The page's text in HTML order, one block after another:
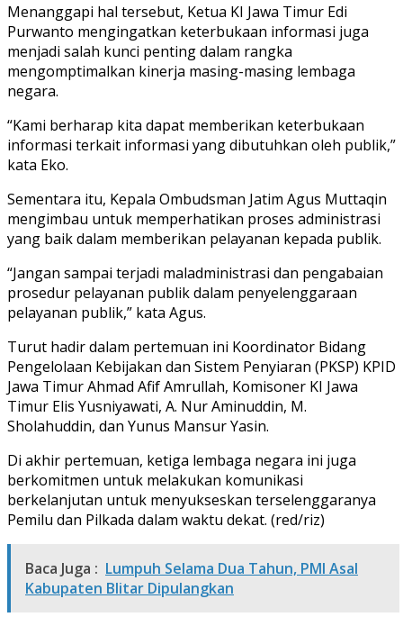
Menanggapi hal tersebut, Ketua KI Jawa Timur Edi
Purwanto mengingatkan keterbukaan informasi juga
menjadi salah kunci penting dalam rangka
mengomptimalkan kinerja masing-masing lembaga
negara.
“Kami berharap kita dapat memberikan keterbukaan
informasi terkait informasi yang dibutuhkan oleh publik,”
kata Eko.
Sementara itu, Kepala Ombudsman Jatim Agus Muttaqin
mengimbau untuk memperhatikan proses administrasi
yang baik dalam memberikan pelayanan kepada publik.
“Jangan sampai terjadi maladministrasi dan pengabaian
prosedur pelayanan publik dalam penyelenggaraan
pelayanan publik,” kata Agus.
Turut hadir dalam pertemuan ini Koordinator Bidang
Pengelolaan Kebijakan dan Sistem Penyiaran (PKSP) KPID
Jawa Timur Ahmad Afif Amrullah, Komisoner KI Jawa
Timur Elis Yusniyawati, A. Nur Aminuddin, M.
Sholahuddin, dan Yunus Mansur Yasin.
Di akhir pertemuan, ketiga lembaga negara ini juga
berkomitmen untuk melakukan komunikasi
berkelanjutan untuk menyukseskan terselenggaranya
Pemilu dan Pilkada dalam waktu dekat. (red/riz)
Baca Juga : Lumpuh Selama Dua Tahun, PMI Asal
Kabupaten Blitar Dipulangkan